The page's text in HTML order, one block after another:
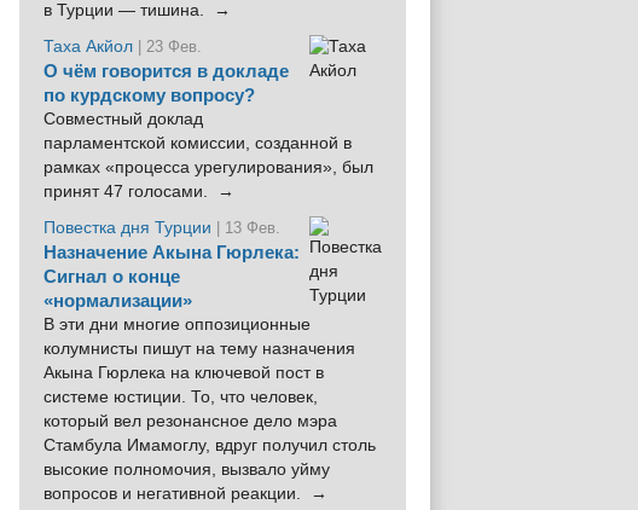
в Турции — тишина. →
Таха Акйол | 23 Фев.
О чём говорится в докладе
по курдскому вопросу?
Совместный доклад
парламентской комиссии, созданной в
рамках «процесса урегулирования», был
принят 47 голосами. →
Повестка дня Турции
| 13 Фев.
Назначение Акына Гюрлека:
Сигнал о конце
«нормализации»
В эти дни многие оппозиционные
колумнисты пишут на тему назначения
Акына Гюрлека на ключевой пост в
системе юстиции. То, что человек,
который вел резонансное дело мэра
Стамбула Имамоглу, вдруг получил столь
высокие полномочия, вызвало уйму
вопросов и негативной реакции. →